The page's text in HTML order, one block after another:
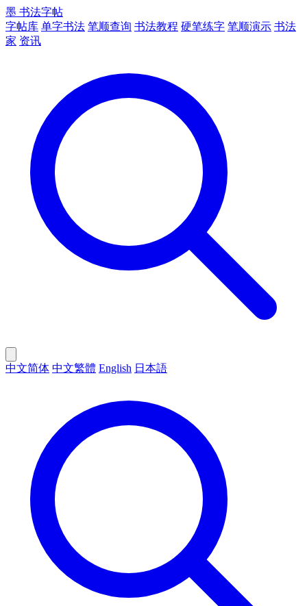
墨 书法字帖
字帖库 单字书法 笔顺查询 书法教程 硬笔练字 笔顺演示 书法
家 资讯
中文简体 中文繁體 English 日本語